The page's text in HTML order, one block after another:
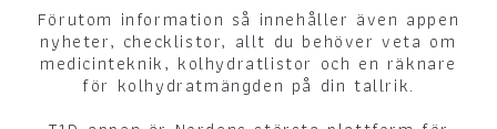
Förutom information så innehåller även appen
nyheter, checklistor, allt du behöver veta om
medicinteknik, kolhydratlistor och en räknare
för kolhydratmängden på din tallrik.